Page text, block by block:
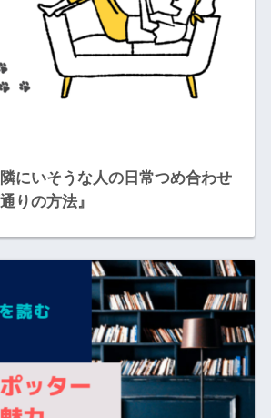
にいそうな人の日常つめ合わせ
りの方法』